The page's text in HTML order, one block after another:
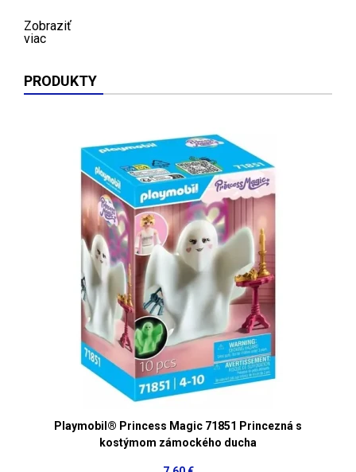
Zobraziť
viac
PRODUKTY
Playmobil® Princess Magic 71851 Princezná s
kostýmom zámockého ducha